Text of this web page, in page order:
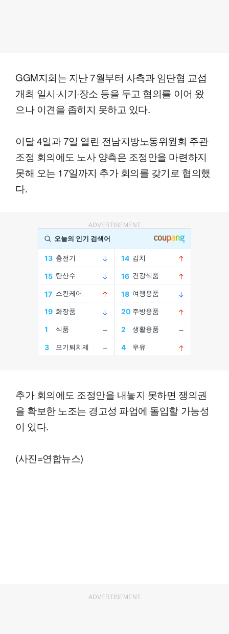
GGM지회는 지난 7월부터 사측과 임단협 교섭
개최 일시·시기·장소 등을 두고 협의를 이어 왔
으나 이견을 좁히지 못하고 있다.
이달 4일과 7일 열린 전남지방노동위원회 주관
조정 회의에도 노사 양측은 조정안을 마련하지
못해 오는 17일까지 추가 회의를 갖기로 협의했
다.
ADVERTISEMENT
추가 회의에도 조정안을 내놓지 못하면 쟁의권
을 확보한 노조는 경고성 파업에 돌입할 가능성
이 있다.
(사진=연합뉴스)
ADVERTISEMENT